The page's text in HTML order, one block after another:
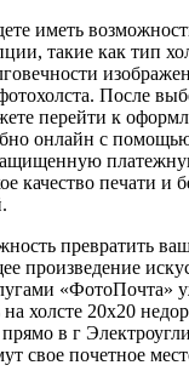
иметь
такие как тип
После
перейти к
онлайн с
качество печати и
превратить
произведение
«ФотоПочта»
на холсте 20х20
в г
свое почетное